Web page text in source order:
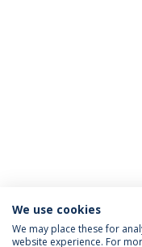
We use cookies
We may place these for
website experience. For